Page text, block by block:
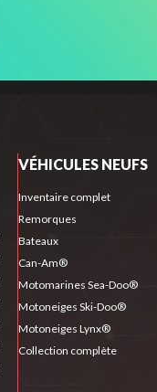
VÉHICULES NEUFS
Inventaire complet
Remorques
Bateaux
Can-Am®
Motomarines Sea-Doo®
Motoneiges Ski-Doo®
Motoneiges Lynx®
Collection complète